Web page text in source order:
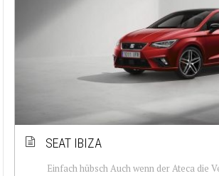
SEAT IBIZA
Einfach hübsch Auch wenn der Ateca die